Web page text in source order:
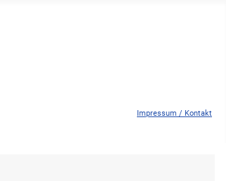
Impressum / Kontakt